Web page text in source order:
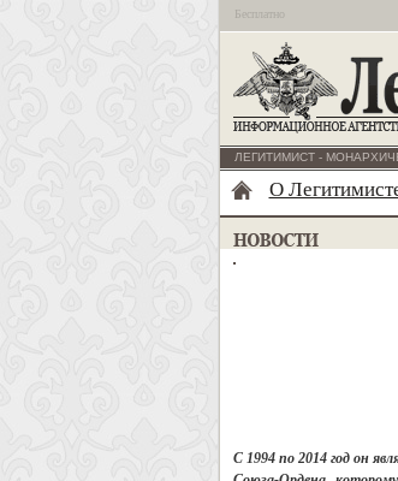
Бесплатно
ЛЕГИТИМИСТ -
О
С 1994 по 2014 год он